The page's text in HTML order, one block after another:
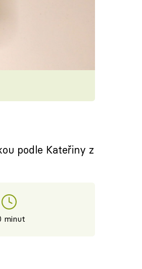
podle Kateřiny z
minut